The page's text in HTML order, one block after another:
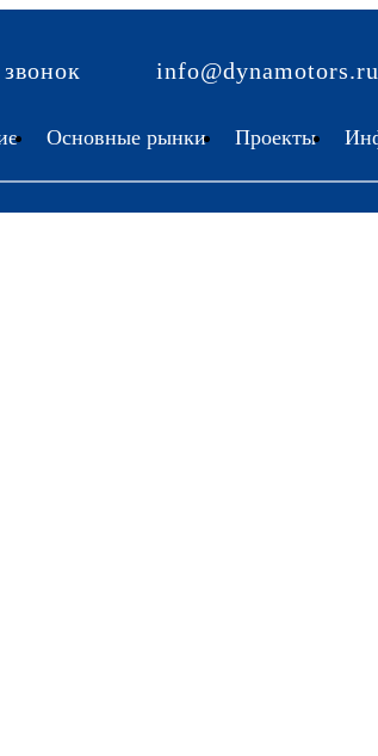
info@dynamotors.ru
звонок
Основные рынки Проекты